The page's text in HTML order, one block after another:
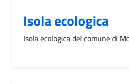
Isola ecologica
Isola ecologica del comune di